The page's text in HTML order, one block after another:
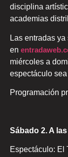
disciplina
academias
Las entradas
en
miércoles a
espectáculo
Programación
Sábado 2. A
Espectáculo: El